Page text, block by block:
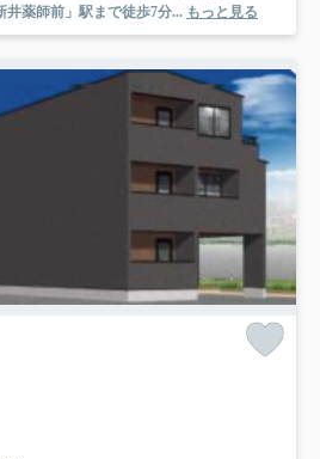
井薬師前」駅まで徒歩7分... もっと見る